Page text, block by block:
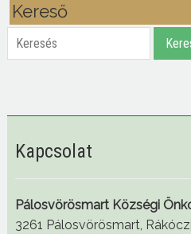
Kereső
Keresés
Kapcsolat
Pálosvörösmart Községi
3261 Pálosvörösmart,